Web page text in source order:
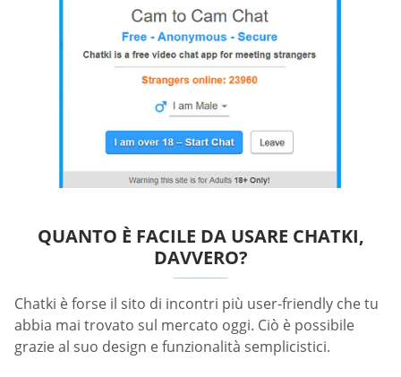
QUANTO È FACILE DA USARE CHATKI,
DAVVERO?
Chatki è forse il sito di incontri più user-friendly che tu
abbia mai trovato sul mercato oggi. Ciò è possibile
grazie al suo design e funzionalità semplicistici.